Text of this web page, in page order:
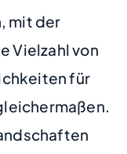
mit der
Vielzahl von
für